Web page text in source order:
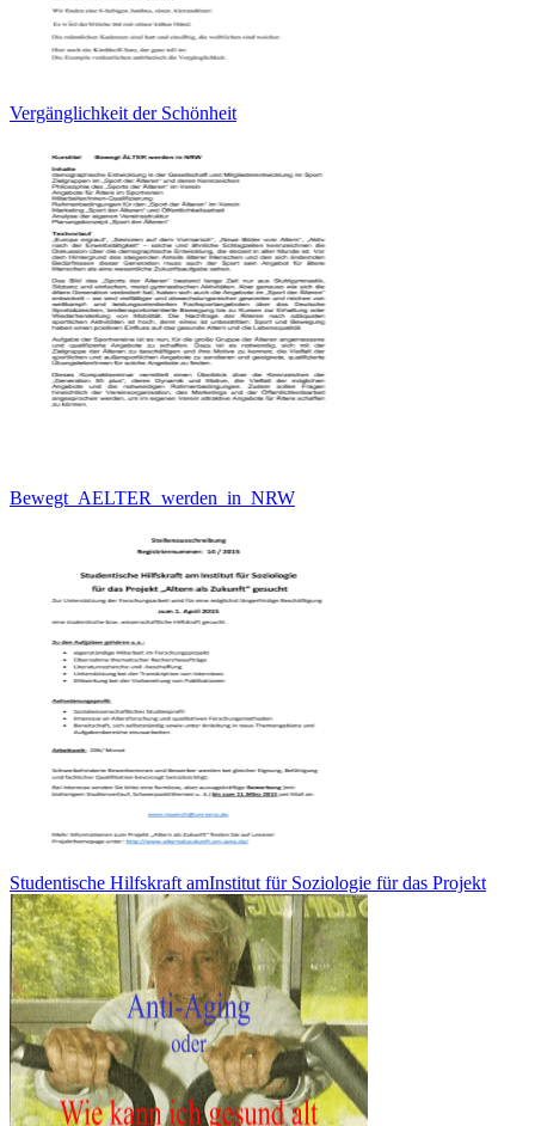
Vergänglichkeit der Schönheit
Bewegt_AELTER_werden_in_NRW
Studentische Hilfskraft amInstitut für Soziologie für das Projekt